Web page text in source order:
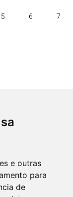
e outras
para
de
5 6 7